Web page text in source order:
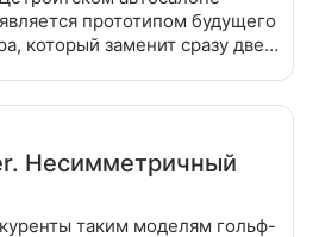
прототипом будущего
который заменит сразу две
Несимметричный
таким моделям гольф-